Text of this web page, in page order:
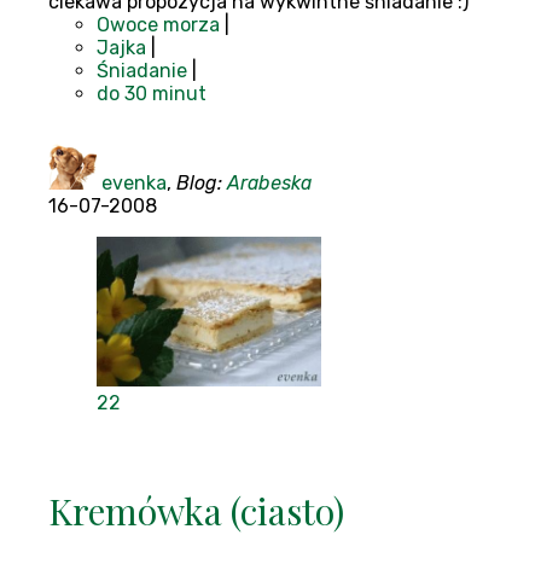
Owoce morza
Jajka
Śniadanie
do 30 minut
evenka, Blog: Arabeska
16-07-2008
22
Kremówka (ciasto)